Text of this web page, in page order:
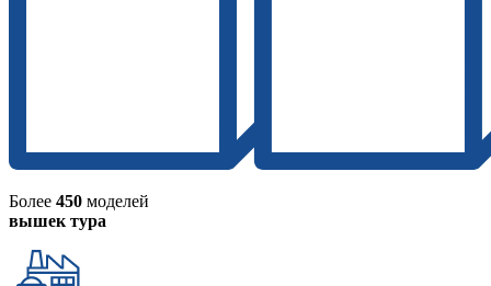
Более 450 моделей
вышек тура